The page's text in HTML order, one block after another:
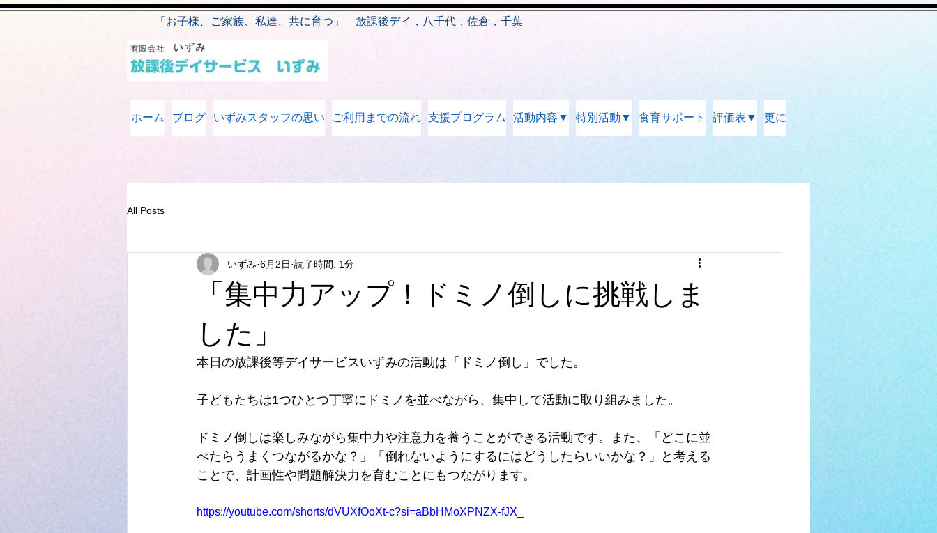
​ 「お子様、ご家族、私達、共に育つ」 放課後デイ，八千代，佐倉，千葉
ホーム ブログ いずみスタッフの思い ご利用までの流れ 支援プログラム 活動内容▼ 特別活動▼ 食育サポート 評価表▼ 更に
All Posts
「集中力アップ！ドミノ倒しに挑戦しま
した」
いずみ 6月2日 読了時間: 1分
本日の放課後等デイサービスいずみの活動は「ドミノ倒し」でした。
子どもたちは1つひとつ丁寧にドミノを並べながら、集中して活動に取り組みました。
ドミノ倒しは楽しみながら集中力や注意力を養うことができる活動です。また、「どこに並
べたらうまくつながるかな？」「倒れないようにするにはどうしたらいいかな？」と考える
ことで、計画性や問題解決力を育むことにもつながります。
https://youtube.com/shorts/dVUXfOoXt-c?si=aBbHMoXPNZX-fJX_